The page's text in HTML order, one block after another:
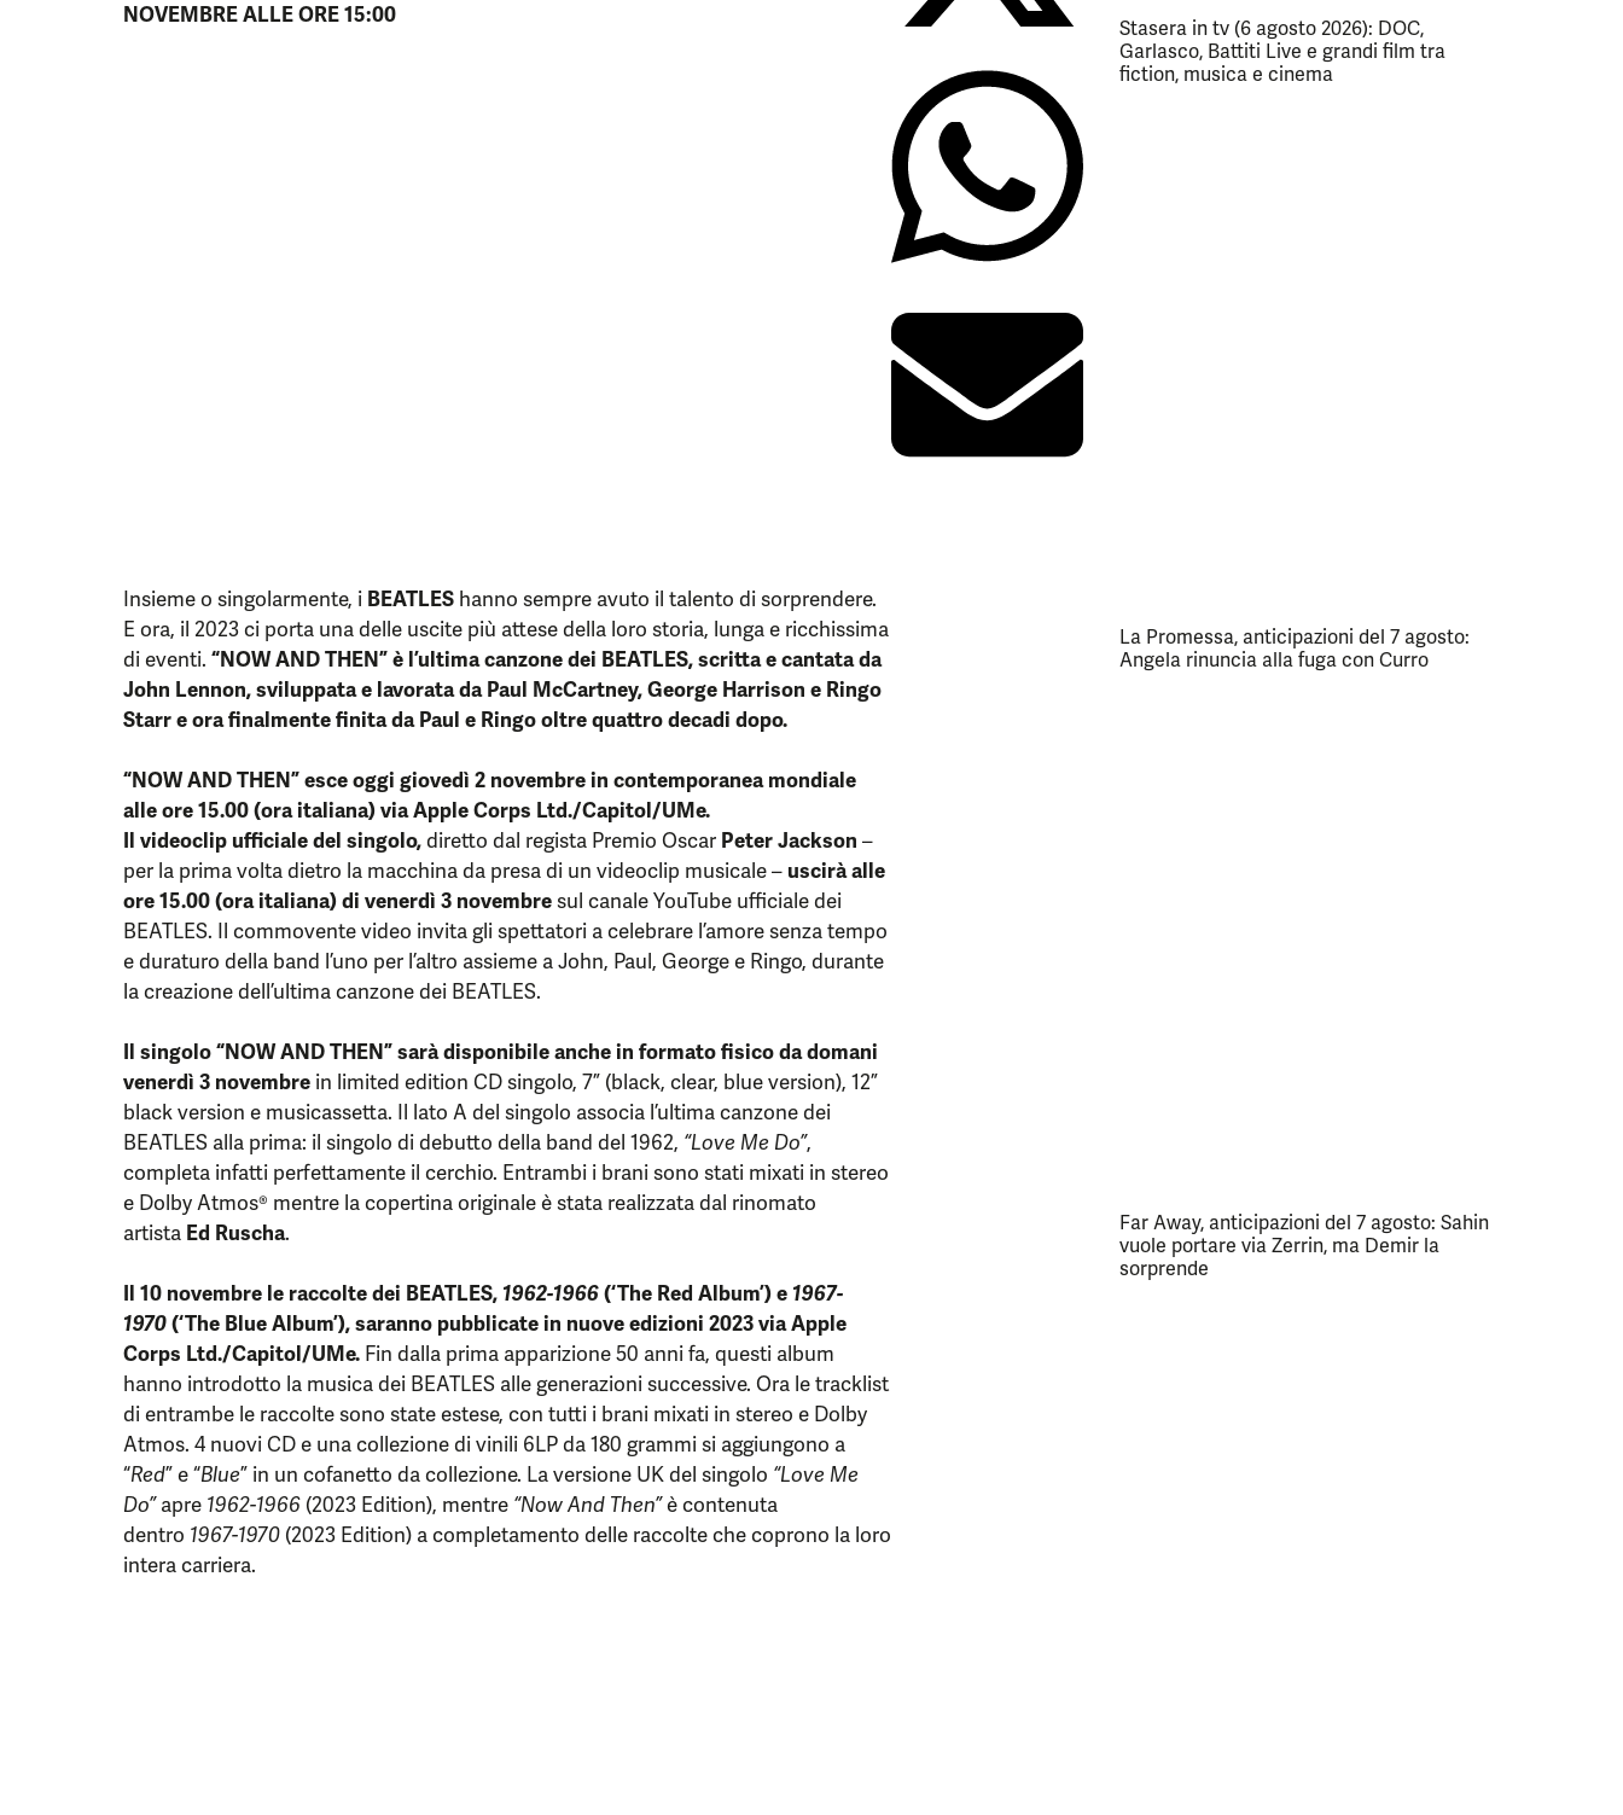
NOVEMBRE ALLE ORE 15:00
Insieme o singolarmente, i BEATLES hanno sempre avuto il talento di sorprendere.
E ora, il 2023 ci porta una delle uscite più attese della loro storia, lunga e ricchissima
di eventi. “NOW AND THEN” è l’ultima canzone dei BEATLES, scritta e cantata da
John Lennon, sviluppata e lavorata da Paul McCartney, George Harrison e Ringo
Starr e ora finalmente finita da Paul e Ringo oltre quattro decadi dopo.
“NOW AND THEN” esce oggi giovedì 2 novembre in contemporanea mondiale
alle ore 15.00 (ora italiana) via Apple Corps Ltd./Capitol/UMe.
Il videoclip ufficiale del singolo,diretto dal regista Premio Oscar Peter Jackson –
per la prima volta dietro la macchina da presa di un videoclip musicale – uscirà alle
ore 15.00 (ora italiana) di venerdì 3 novembresul canale YouTube ufficiale dei
BEATLES. Il commovente video invita gli spettatori a celebrare l’amore senza tempo
e duraturo della band l’uno per l’altro assieme a John, Paul, George e Ringo, durante
la creazione dell’ultima canzone dei BEATLES.
Il singolo “NOW AND THEN” sarà disponibile anche in formato fisico da domani
venerdì 3 novembre in limited edition CD singolo, 7” (black, clear, blue version), 12”
black version e musicassetta. Il lato A del singolo associa l’ultima canzone dei
BEATLES alla prima: il singolo di debutto della band del 1962, “Love Me Do”,
completa infatti perfettamente il cerchio. Entrambi i brani sono stati mixati in stereo
e Dolby Atmos® mentre la copertina originale è stata realizzata dal rinomato
artista Ed Ruscha.
Il 10 novembre le raccolte dei BEATLES, 1962-1966(‘The Red Album’) e 1967-
1970(‘The Blue Album’), saranno pubblicate in nuove edizioni 2023 via Apple
Corps Ltd./Capitol/UMe. Fin dalla prima apparizione 50 anni fa, questi album
hanno introdotto la musica dei BEATLES alle generazioni successive. Ora le tracklist
di entrambe le raccolte sono state estese, con tutti i brani mixati in stereo e Dolby
Atmos. 4 nuovi CD e una collezione di vinili 6LP da 180 grammi si aggiungono a
“Red” e “Blue” in un cofanetto da collezione. La versione UK del singolo “Love Me
Do”apre 1962-1966 (2023 Edition), mentre “Now And Then”è contenuta
dentro 1967-1970 (2023 Edition) a completamento delle raccolte che coprono la loro
intera carriera.
Stasera in tv (6 agosto 2026): DOC,
Garlasco, Battiti Live e grandi film tra
fiction, musica e cinema
La Promessa, anticipazioni del 7 agosto:
Angela rinuncia alla fuga con Curro
Far Away, anticipazioni del 7 agosto: Sahin
vuole portare via Zerrin, ma Demir la
sorprende